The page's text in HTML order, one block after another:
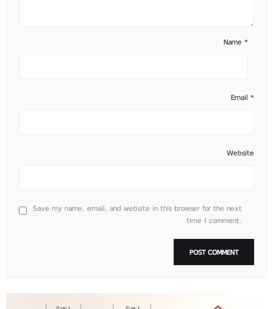
Name *
Email *
Website
Save my name, email, and website in this browser for the next
time I comment.